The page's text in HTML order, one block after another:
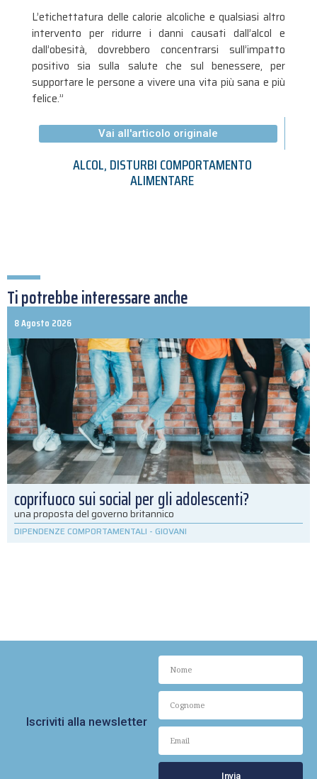
L’etichettatura delle calorie alcoliche e qualsiasi altro
intervento per ridurre i danni causati dall’alcol e
dall’obesità, dovrebbero concentrarsi sull’impatto
positivo sia sulla salute che sul benessere, per
supportare le persone a vivere una vita più sana e più
felice.”
Vai all'articolo originale
ALCOL,DISTURBI COMPORTAMENTO
ALIMENTARE
Ti potrebbe interessare anche
8 Agosto 2026
coprifuoco sui social per gli adolescenti?
una proposta del governo britannico
DIPENDENZE COMPORTAMENTALI - GIOVANI
Iscriviti alla newsletter
Invia